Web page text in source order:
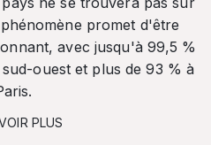
promet d'être
avec jusqu'à 99,5 %
ouest et plus de 93 % à
PLUS